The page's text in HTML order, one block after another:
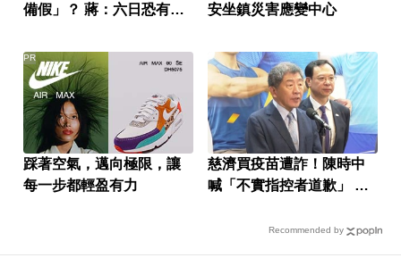
備假」？ 蔣：六日恐有豪
安坐鎮災害應變中心
踩著空氣，邁向極限，讓
每一步都輕盈有力
PR
慈濟買疫苗遭詐！陳時中
喊「不實指控者道歉」 蔣
Recommended by